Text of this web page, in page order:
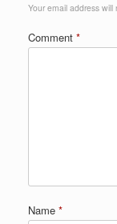
Your email address will
Comment *
Name *